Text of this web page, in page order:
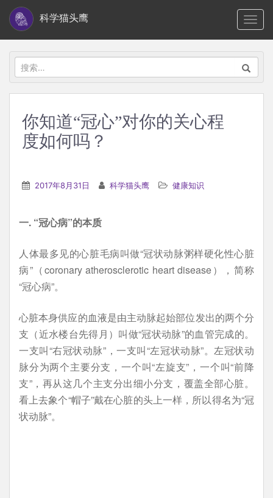
i
科学猫头鹰
搜
索：
你知道“冠心”对你的关心程
度如何吗？
2017年8月31日 科学猫头鹰 健康知识
一. “冠心病”的本质
人体最多见的心脏毛病叫做“冠状动脉粥样硬化性心脏
病”（coronary atherosclerotic heart disease），简称
“冠心病”。
心脏本身供应的血液是由主动脉起始部位发出的两个分
支（近水楼台先得月）叫做“冠状动脉”的血管完成的。
一支叫“右冠状动脉”，一支叫“左冠状动脉”。左冠状动
脉分为两个主要分支，一个叫“左旋支”，一个叫“前降
支”，再从这几个主支分出细小分支，覆盖全部心脏。
看上去象个“帽子”戴在心脏的头上一样，所以得名为“冠
状动脉”。